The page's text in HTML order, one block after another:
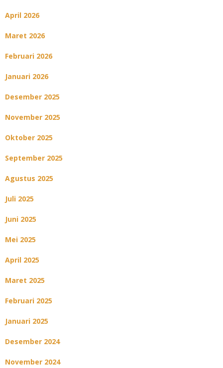
April 2026
Maret 2026
Februari 2026
Januari 2026
Desember 2025
November 2025
Oktober 2025
September 2025
Agustus 2025
Juli 2025
Juni 2025
Mei 2025
April 2025
Maret 2025
Februari 2025
Januari 2025
Desember 2024
November 2024